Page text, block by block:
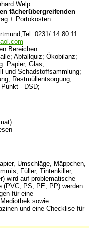
Welp:
fächerübergreifenden
+ Portokosten
0231/ 14 80 11
Bereichen:
Abfallquiz; Ökobilanz;
Papier, Glas,
und Schadstoffsammlung;
Restmüllentsorgung;
Punkt - DSD;
Umschläge, Mäppchen,
Füller, Tintenkiller,
wird auf problematische
(PVC, PS, PE, PP) werden
für eine
sowie
und eine Checklise für